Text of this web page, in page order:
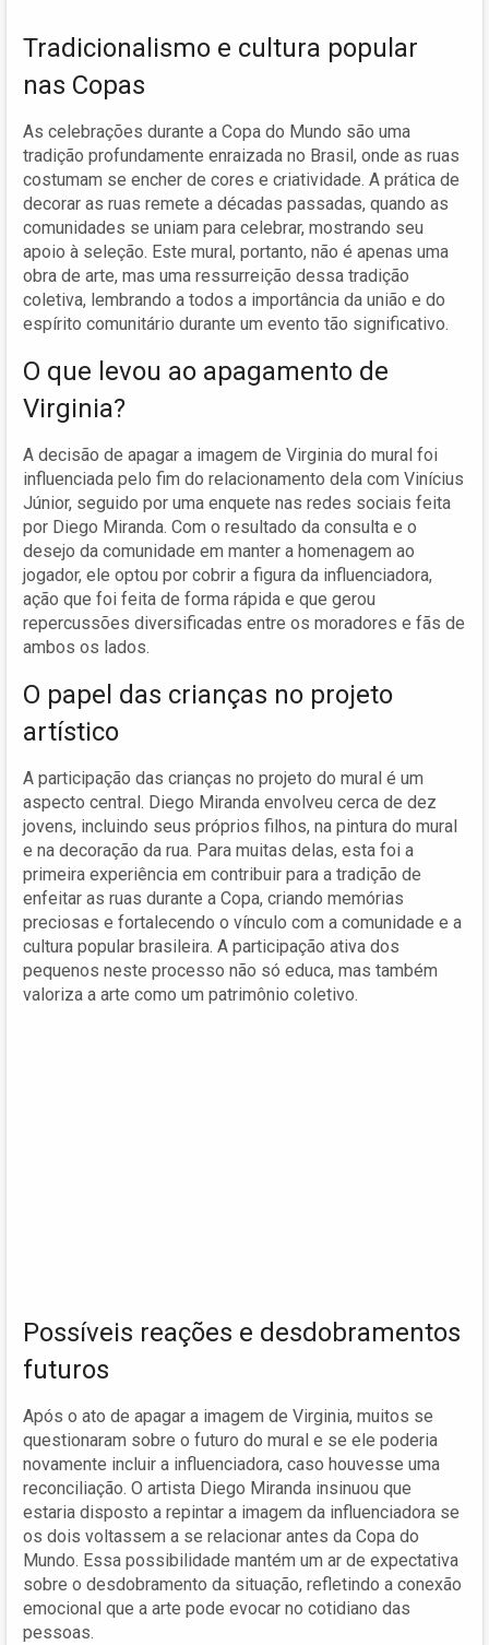
Tradicionalismo e cultura popular
nas Copas
As celebrações durante a Copa do Mundo são uma
tradição profundamente enraizada no Brasil, onde as ruas
costumam se encher de cores e criatividade. A prática de
decorar as ruas remete a décadas passadas, quando as
comunidades se uniam para celebrar, mostrando seu
apoio à seleção. Este mural, portanto, não é apenas uma
obra de arte, mas uma ressurreição dessa tradição
coletiva, lembrando a todos a importância da união e do
espírito comunitário durante um evento tão significativo.
O que levou ao apagamento de
Virginia?
A decisão de apagar a imagem de Virginia do mural foi
influenciada pelo fim do relacionamento dela com Vinícius
Júnior, seguido por uma enquete nas redes sociais feita
por Diego Miranda. Com o resultado da consulta e o
desejo da comunidade em manter a homenagem ao
jogador, ele optou por cobrir a figura da influenciadora,
ação que foi feita de forma rápida e que gerou
repercussões diversificadas entre os moradores e fãs de
ambos os lados.
O papel das crianças no projeto
artístico
A participação das crianças no projeto do mural é um
aspecto central. Diego Miranda envolveu cerca de dez
jovens, incluindo seus próprios filhos, na pintura do mural
e na decoração da rua. Para muitas delas, esta foi a
primeira experiência em contribuir para a tradição de
enfeitar as ruas durante a Copa, criando memórias
preciosas e fortalecendo o vínculo com a comunidade e a
cultura popular brasileira. A participação ativa dos
pequenos neste processo não só educa, mas também
valoriza a arte como um patrimônio coletivo.
Possíveis reações e desdobramentos
futuros
Após o ato de apagar a imagem de Virginia, muitos se
questionaram sobre o futuro do mural e se ele poderia
novamente incluir a influenciadora, caso houvesse uma
reconciliação. O artista Diego Miranda insinuou que
estaria disposto a repintar a imagem da influenciadora se
os dois voltassem a se relacionar antes da Copa do
Mundo. Essa possibilidade mantém um ar de expectativa
sobre o desdobramento da situação, refletindo a conexão
emocional que a arte pode evocar no cotidiano das
pessoas.